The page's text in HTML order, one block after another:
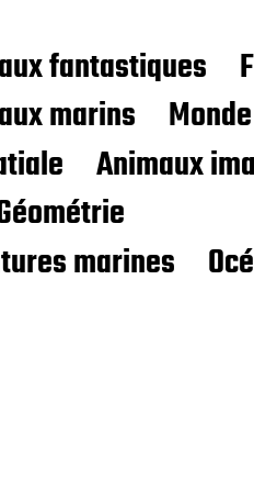
fantastiques
marins
Animaux
marines